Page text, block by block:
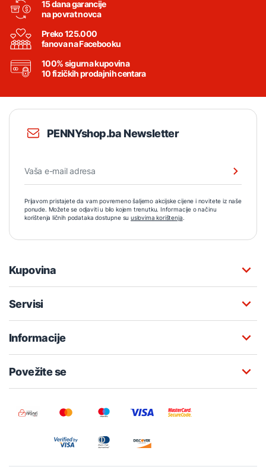
15 dana garancije
na povrat novca
Preko 125.000
fanova na Facebooku
100% sigurna kupovina
10 fizičkih prodajnih centara
PENNYshop.ba Newsletter
Prijavom pristajete da vam povremeno šaljemo akcijske cijene i novitete iz naše
ponude. Možete se odjaviti u bilo kojem trenutku. Informacije o načinu
korištenja ličnih podataka dostupne su uslovima korištenja.
Kupovina
Servisi
Informacije
Povežite se